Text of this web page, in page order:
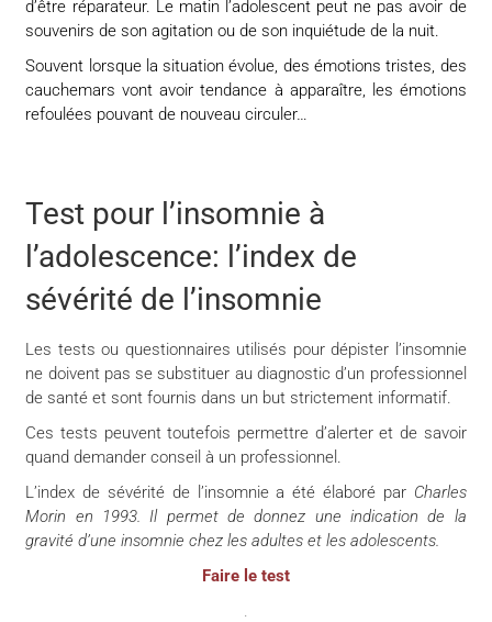
d’être réparateur. Le matin l’adolescent peut ne pas avoir de
souvenirs de son agitation ou de son inquiétude de la nuit.
Souvent lorsque la situation évolue, des émotions tristes, des
cauchemars vont avoir tendance à apparaître, les émotions
refoulées pouvant de nouveau circuler…
Test pour l’insomnie à
l’adolescence: l’index de
sévérité de l’insomnie
Les tests ou questionnaires utilisés pour dépister l’insomnie
ne doivent pas se substituer au diagnostic d’un professionnel
de santé et sont fournis dans un but strictement informatif.
Ces tests peuvent toutefois permettre d’alerter et de savoir
quand demander conseil à un professionnel.
L’index de sévérité de l’insomnie a été élaboré par Charles
Morin en 1993.Il permet de donnez une indication de la
gravité d’une insomnie chez lesadultes et lesadolescents.
Faire le test
.